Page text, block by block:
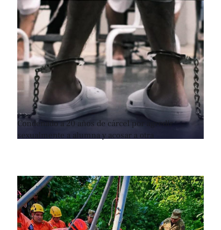
Condenado a 20 años de cárcel por agredir
sexualmente a alumna y acosar a otra